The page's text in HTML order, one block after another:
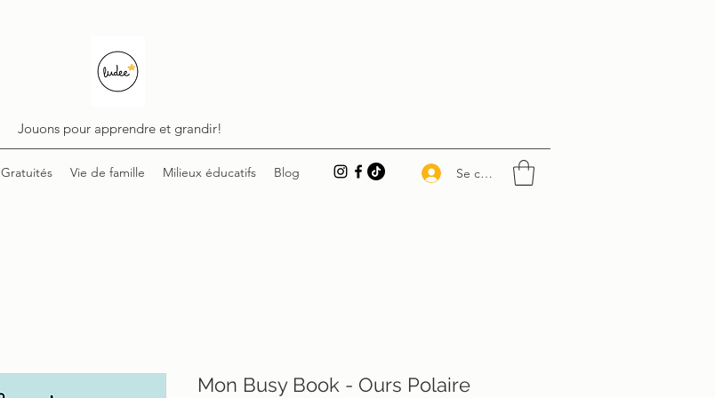
Jouons pour apprendre et grandir!
Gratuités Vie de famille Milieux éducatifs Blog Se connecter
Mon Busy Book - Ours Polaire